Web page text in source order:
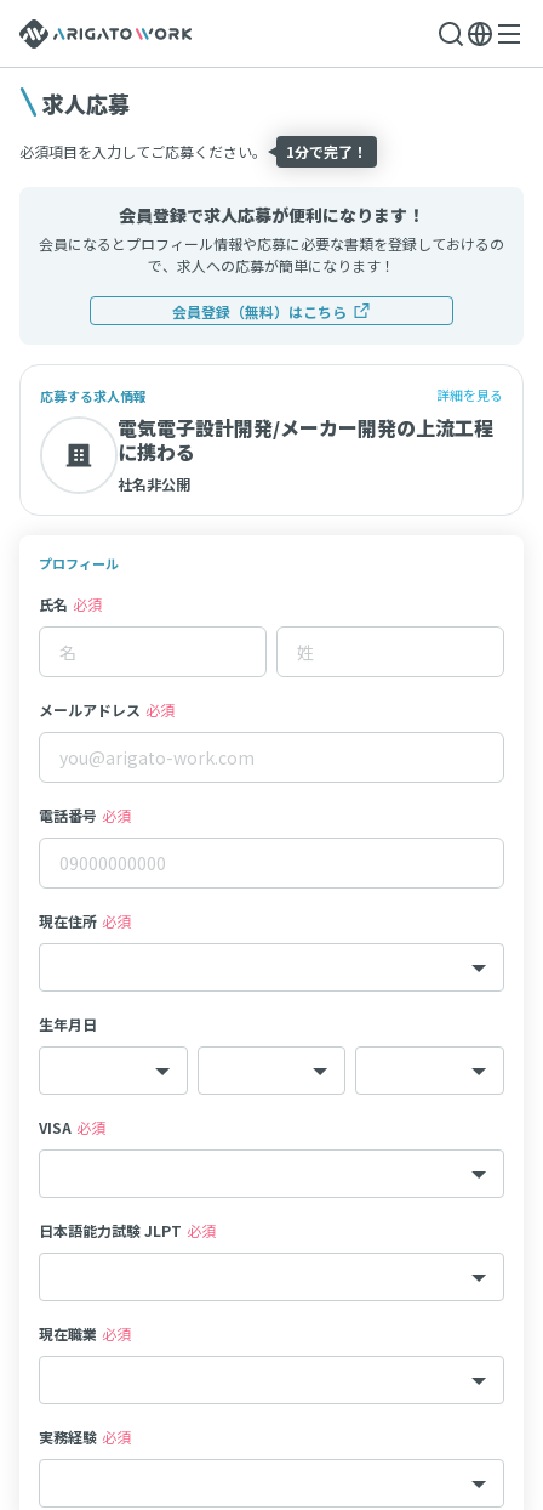
求人応募
必須項目を入力してご応募ください。 1分で完了！
会員登録で求人応募が便利になります！
会員になるとプロフィール情報や応募に必要な書類を登録しておけるの
で、求人への応募が簡単になります！
会員登録（無料）はこちら
応募する求人情報 詳細を見る
電気電子設計開発/メーカー開発の上流工程
に携わる
社名非公開
プロフィール
氏名 必須
メールアドレス 必須
電話番号 必須
現在住所 必須
生年月日
VISA 必須
日本語能力試験 JLPT 必須
現在職業 必須
実務経験 必須